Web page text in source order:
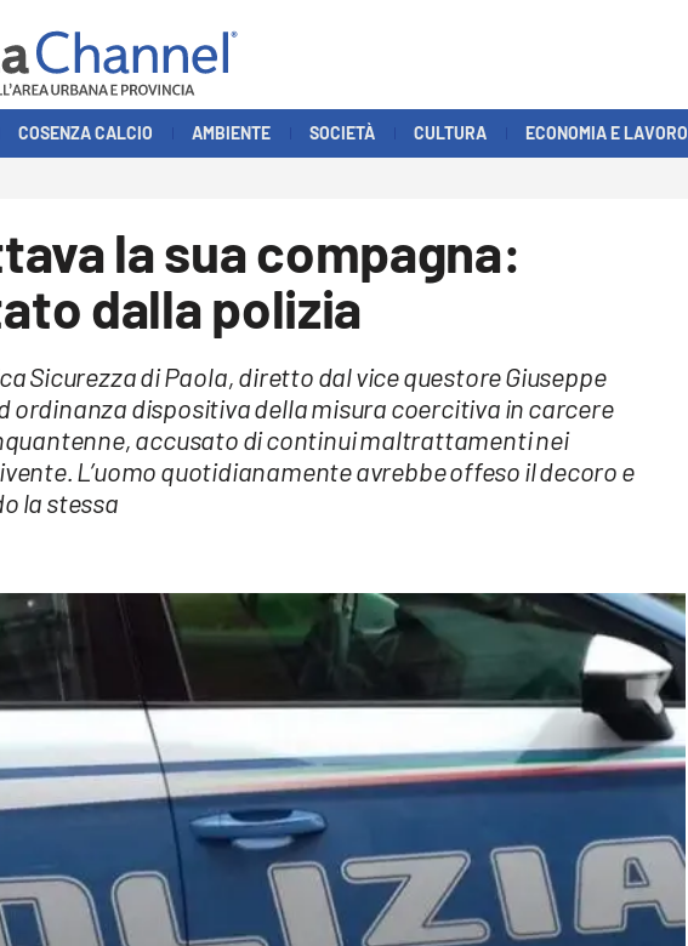
COSENZA CALCIO AMBIENTE SOCIETÀ CULTURA ECONOMIA E LAVORO
la sua compagna:
dalla polizia
Sicurezza di Paola, diretto dal vice questore Giuseppe
ordinanza dispositiva della misura coercitiva in carcere
accusato di continui maltrattamenti nei
L’uomo quotidianamente avrebbe offeso il decoro e
la stessa